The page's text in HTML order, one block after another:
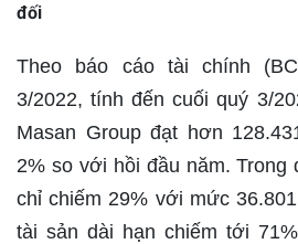
đối
Theo báo cáo tài chính
3/2022, tính đến cuối quý 3/
Masan Group đạt hơn
2% so với hồi đầu năm. Trong
chỉ chiếm 29% với mức
tài sản dài hạn chiếm tới